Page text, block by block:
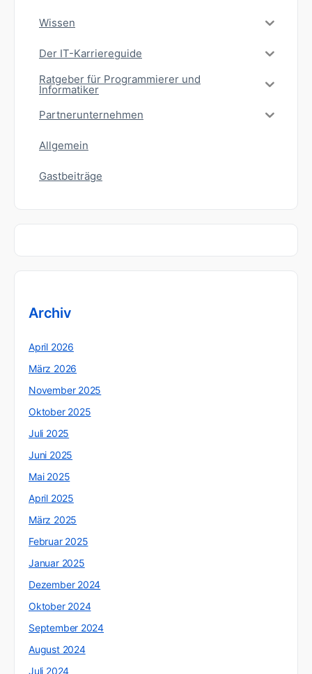
Wissen
Der IT-Karriereguide
Ratgeber für Programmierer und
Informatiker
Partnerunternehmen
Allgemein
Gastbeiträge
Archiv
April 2026
März 2026
November 2025
Oktober 2025
Juli 2025
Juni 2025
Mai 2025
April 2025
März 2025
Februar 2025
Januar 2025
Dezember 2024
Oktober 2024
September 2024
August 2024
Juli 2024